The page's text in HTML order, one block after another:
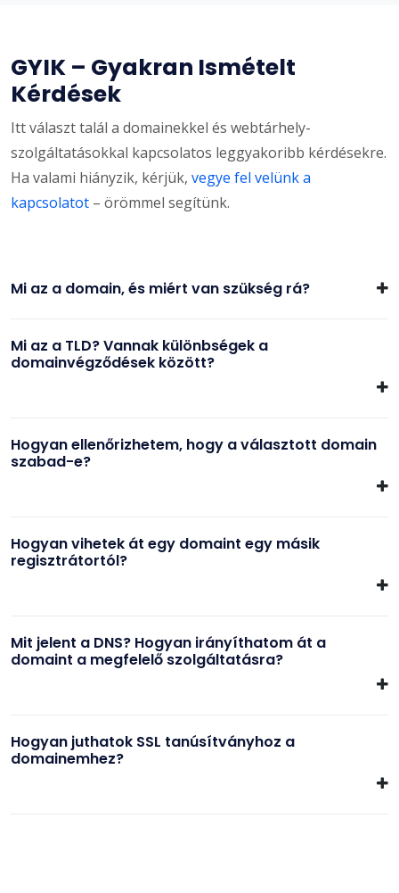
GYIK – Gyakran Ismételt
Kérdések
Itt választ talál a domainekkel és webtárhely-
szolgáltatásokkal kapcsolatos leggyakoribb kérdésekre.
Ha valami hiányzik, kérjük, vegye fel velünk a
kapcsolatot – örömmel segítünk.
Mi az a domain, és miért van szükség rá?
Mi az a TLD? Vannak különbségek a
domainvégződések között?
Hogyan ellenőrizhetem, hogy a választott domain
szabad-e?
Hogyan vihetek át egy domaint egy másik
regisztrátortól?
Mit jelent a DNS? Hogyan irányíthatom át a
domaint a megfelelő szolgáltatásra?
Hogyan juthatok SSL tanúsítványhoz a
domainemhez?